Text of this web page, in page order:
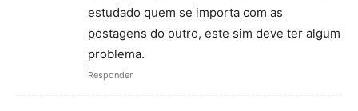
estudado quem se importa com as
postagens do outro, este sim deve ter algum
problema.
Responder